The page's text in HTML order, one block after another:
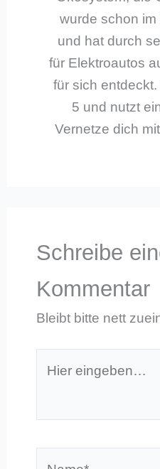
wurde schon im
und hat durch
für Elektroautos
für sich
5 und nutzt
Vernetze dich
Schreibe
Kommentar
Bleibt bitte nett
eingeben…